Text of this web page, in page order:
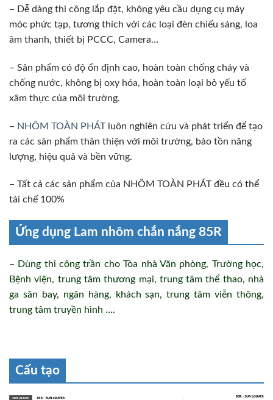
– Dễ dàng thi công lắp đặt, không yêu cầu dụng cụ máy
móc phức tạp, tương thích với các loại đèn chiếu sáng, loa
âm thanh, thiết bị PCCC, Camera…
– Sản phẩm có độ ổn định cao, hoàn toàn chống cháy và
chống nước, không bị oxy hóa, hoàn toàn loại bỏ yếu tố
xâm thực của môi trường.
– NHÔM TOÀN PHÁTluôn nghiên cứu và phát triển để tạo
ra các sản phẩm thân thiện với môi trường, bảo tồn năng
lượng, hiệu quả và bền vững.
– Tất cả các sản phẩm của NHÔM TOÀN PHÁT đều có thể
tái chế 100%
Ứng dụng Lam nhôm chắn nắng 85R
– Dùng thi công trần cho Tòa nhà Văn phòng, Trường học,
Bệnh viện, trung tâm thương mại, trung tâm thể thao, nhà
ga sân bay, ngân hàng, khách sạn, trung tâm viễn thông,
trung tâm truyền hình ….
Cấu tạo